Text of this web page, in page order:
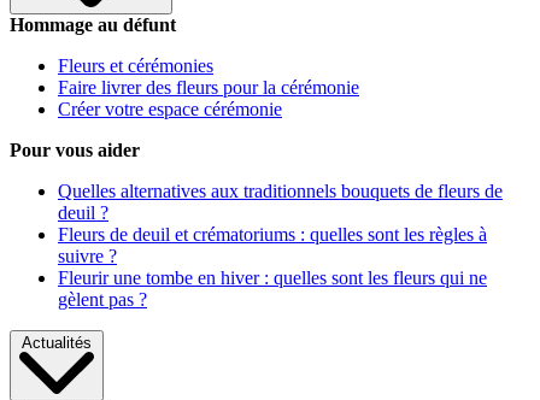
Hommage au défunt
Fleurs et cérémonies
Faire livrer des fleurs pour la cérémonie
Créer votre espace cérémonie
Pour vous aider
Quelles alternatives aux traditionnels bouquets de fleurs de
deuil ?
Fleurs de deuil et crématoriums : quelles sont les règles à
suivre ?
Fleurir une tombe en hiver : quelles sont les fleurs qui ne
gèlent pas ?
Actualités